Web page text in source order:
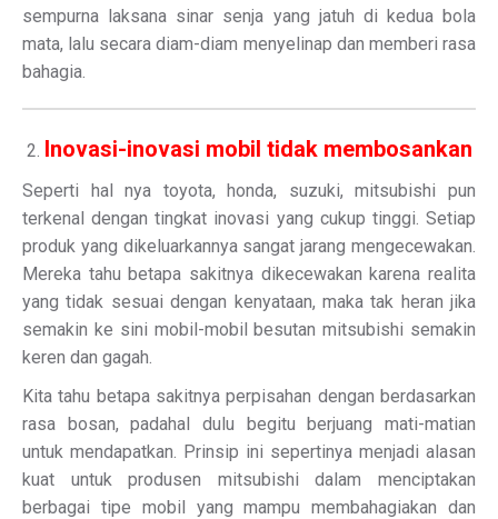
sempurna laksana sinar senja yang jatuh di kedua bola
mata, lalu secara diam-diam menyelinap dan memberi rasa
bahagia.
Inovasi-inovasi mobil tidak membosankan
Seperti hal nya toyota, honda, suzuki, mitsubishi pun
terkenal dengan tingkat inovasi yang cukup tinggi. Setiap
produk yang dikeluarkannya sangat jarang mengecewakan.
Mereka tahu betapa sakitnya dikecewakan karena realita
yang tidak sesuai dengan kenyataan, maka tak heran jika
semakin ke sini mobil-mobil besutan mitsubishi semakin
keren dan gagah.
Kita tahu betapa sakitnya perpisahan dengan berdasarkan
rasa bosan, padahal dulu begitu berjuang mati-matian
untuk mendapatkan. Prinsip ini sepertinya menjadi alasan
kuat untuk produsen mitsubishi dalam menciptakan
berbagai tipe mobil yang mampu membahagiakan dan